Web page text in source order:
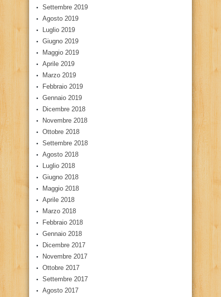
Settembre 2019
Agosto 2019
Luglio 2019
Giugno 2019
Maggio 2019
Aprile 2019
Marzo 2019
Febbraio 2019
Gennaio 2019
Dicembre 2018
Novembre 2018
Ottobre 2018
Settembre 2018
Agosto 2018
Luglio 2018
Giugno 2018
Maggio 2018
Aprile 2018
Marzo 2018
Febbraio 2018
Gennaio 2018
Dicembre 2017
Novembre 2017
Ottobre 2017
Settembre 2017
Agosto 2017